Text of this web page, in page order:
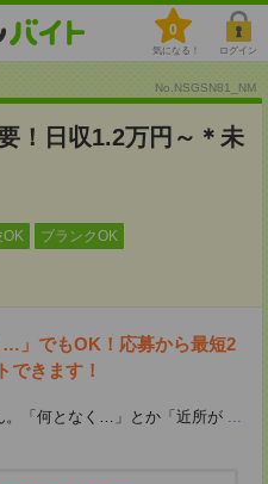
0
気になる！ ログイン
No.NSGSN81_NM
！日収1.2万円～＊未
OK ブランクOK
」でもOK！応募から最短2
できます！
。「何となく…」とか「近所が ...